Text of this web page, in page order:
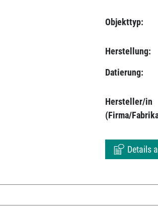
Objekttyp:
Herstellung:
Datierung:
Hersteller/in
(Firma/
Details